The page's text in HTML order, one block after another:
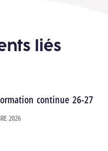
liés
continue 26-27
2026